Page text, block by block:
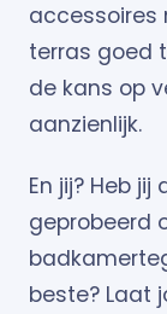
accessoires
terras goed
de kans op
aanzienlijk.
En jij? Heb
geprobeerd
beste? Laat